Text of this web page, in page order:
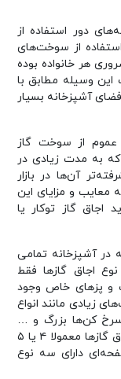
دور استفاده از
از سوخت‌های
هر خانواده بوده
وسیله مطابق با
فضای آشپزخانه بسیار
عموم از سوخت گاز
به مدت زیادی در
آن‌ها در بازار
و مزایای این
اجاق گاز توکار یا
در آشپزخانه تمامی
اجاق گاز‌ها فقط
و پز‌های خاص وجود
زیادی مانند انواع
سرخ کن‌ها بزرگ و …
اضافه شده است. تعداد شعله‌های این نوع اجاق گاز‌ها معمولا ۴ یا ۵
دارای سه نوع